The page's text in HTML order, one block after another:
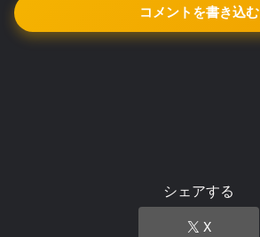
コメントを書き込む
シェアする
X